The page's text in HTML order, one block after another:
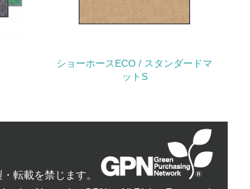
画を立てている
護、間伐＞、認証品の
ショーホースECO / スタンダードマ
ットS
転載を禁じます。